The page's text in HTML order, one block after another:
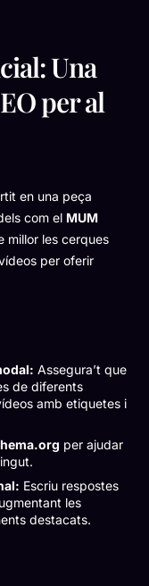
Una
per al
en una peça
com el MUM
millor les cerques
per oferir
Assegura’t que
de diferents
amb etiquetes i
per ajudar
Escriu respostes
les
destacats.